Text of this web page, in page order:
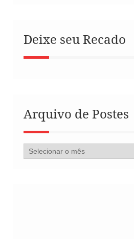
Deixe seu Recado
Arquivo de Postes
Arquivo